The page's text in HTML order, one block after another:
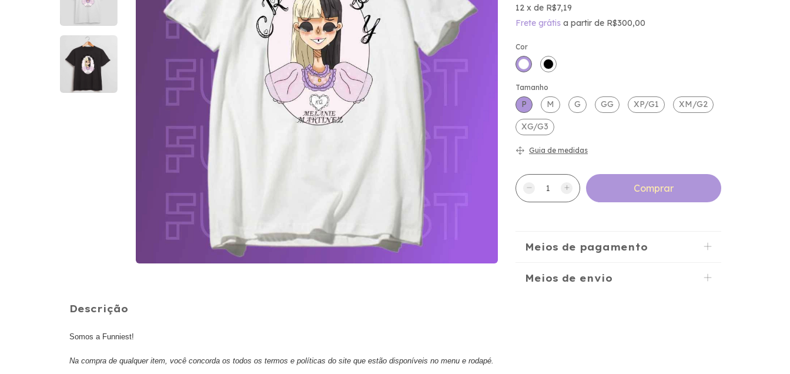
12 x de R$7,19
Frete grátis a partir de R$300,00
Cor
Tamanho
P M G GG XP/G1 XM/G2
XG/G3
Guia de medidas
Meios de pagamento
Meios de envio
Descrição
Somos a Funniest!
Na compra de qualquer item, você concorda os todos os termos e políticas do site que estão disponíveis no menu e rodapé.